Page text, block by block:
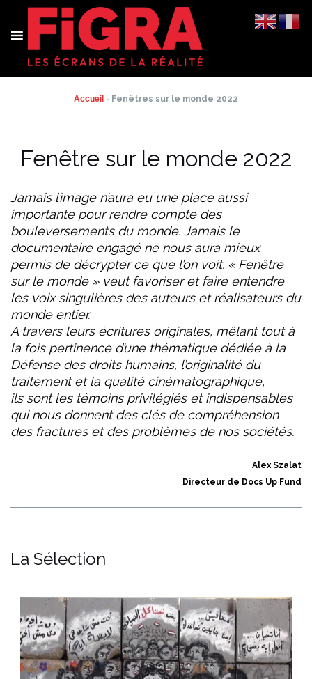
contenu
Accueil › Fenêtres sur le monde 2022
Fenêtre sur le monde 2022
Jamais l’image n’aura eu une place aussi
importante pour rendre compte des
bouleversements du monde. Jamais le
documentaire engagé ne nous aura mieux
permis de décrypter ce que l’on voit. « Fenêtre
sur le monde » veut favoriser et faire entendre
les voix singulières des auteurs et réalisateurs du
monde entier.
A travers leurs écritures originales, mêlant tout à
la fois pertinence d’une thématique dédiée à la
Défense des droits humains, l’originalité du
traitement et la qualité cinématographique,
ils sont les témoins privilégiés et indispensables
qui nous donnent des clés de compréhension
des fractures et des problèmes de nos sociétés.
Alex Szalat
Directeur de Docs Up Fund
La Sélection